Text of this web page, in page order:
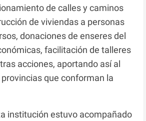
de calles y caminos
de viviendas a personas
donaciones de enseres del
facilitación de talleres
acciones, aportando así al
que conforman la
institución estuvo acompañado